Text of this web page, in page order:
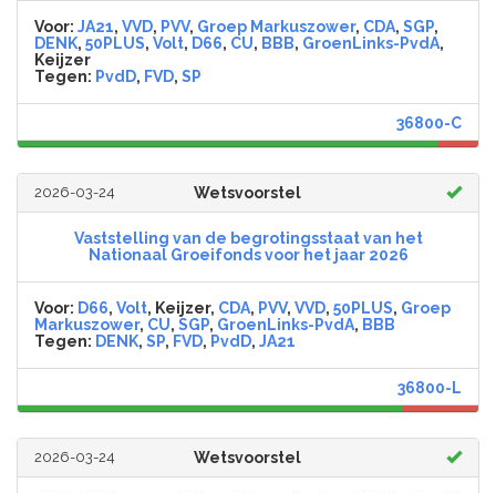
Voor: JA21, VVD, PVV, Groep Markuszower, CDA, SGP,
DENK, 50PLUS, Volt, D66, CU, BBB, GroenLinks-PvdA,
Keijzer
Tegen: PvdD, FVD, SP
36800-C
2026-03-24 Wetsvoorstel
Vaststelling van de begrotingsstaat van het
Nationaal Groeifonds voor het jaar 2026
Voor: D66, Volt, Keijzer, CDA, PVV, VVD, 50PLUS, Groep
Markuszower, CU, SGP, GroenLinks-PvdA, BBB
Tegen: DENK, SP, FVD, PvdD, JA21
36800-L
2026-03-24 Wetsvoorstel